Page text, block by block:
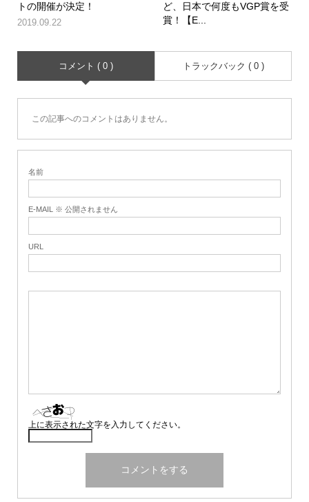
トの開催が決定！
2019.09.22
ど、日本で何度もVGP賞を受
賞！【E...
コメント ( 0 ) トラックバック ( 0 )
この記事へのコメントはありません。
名前
E-MAIL ※ 公開されません
URL
上に表示された文字を入力してください。